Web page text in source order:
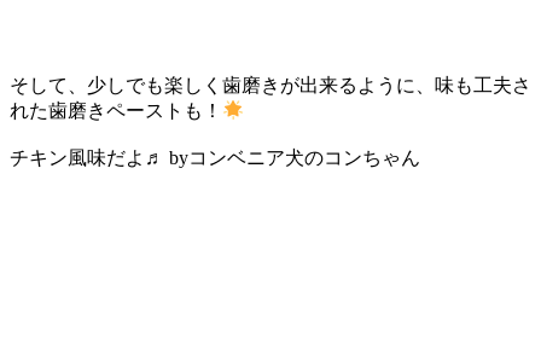
そして、少しでも楽しく歯磨きが出来るように、味も工夫さ
れた歯磨きペーストも！
チキン風味だよ♬ byコンベニア犬のコンちゃん